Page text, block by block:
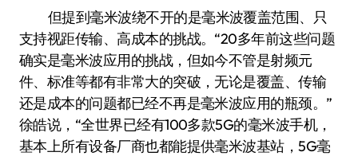
但提到毫米波绕不开的是毫米波覆盖范围、只
支持视距传输、高成本的挑战。“20多年前这些问题
确实是毫米波应用的挑战，但如今不管是射频元
件、标准等都有非常大的突破，无论是覆盖、传输
还是成本的问题都已经不再是毫米波应用的瓶颈。”
徐皓说，“全世界已经有100多款5G的毫米波手机，
基本上所有设备厂商也都能提供毫米波基站，5G毫